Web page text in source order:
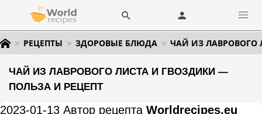
РЕЦЕПТЫ ЗДОРОВЫЕ БЛЮДА ЧАЙ ИЗ ЛАВРОВОГО
ЧАЙ ИЗ ЛАВРОВОГО ЛИСТА И ГВОЗДИКИ —
ПОЛЬЗА И РЕЦЕПТ
2023-01-13 Автор рецепта Worldrecipes.eu